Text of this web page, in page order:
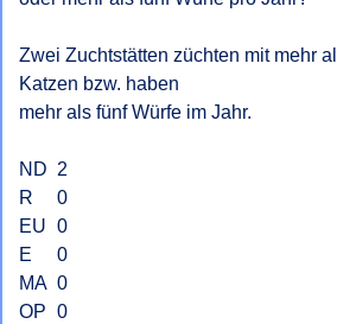
Zwei Zuchtstätten züchten mit mehr
Katzen bzw. haben
mehr als fünf Würfe im Jahr.
ND 	2
R 	0
EU 	0
E 	0
MA 	0
OP	0